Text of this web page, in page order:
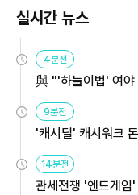
실시간 뉴스
4분전
與 "'하늘이법' 여야
9분전
'캐시딜' 캐시워크
14분전
관세전쟁 '엔드게임